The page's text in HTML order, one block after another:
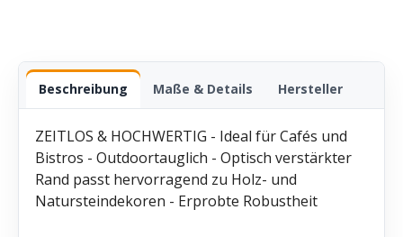
Beschreibung Maße & Details Hersteller
ZEITLOS & HOCHWERTIG - Ideal für Cafés und
Bistros - Outdoortauglich - Optisch verstärkter
Rand passt hervorragend zu Holz- und
Natursteindekoren - Erprobte Robustheit